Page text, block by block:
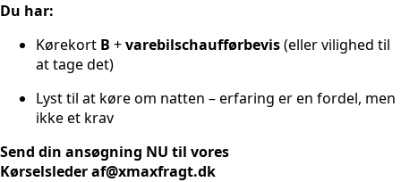
Du har:
Kørekort B +varebilschaufførbevis(eller vilighed til
at tage det)
Lyst til at køre om natten – erfaring er en fordel, men
ikke et krav
Send din ansøgning NU til vores
Kørselsleder af@xmaxfragt.dk